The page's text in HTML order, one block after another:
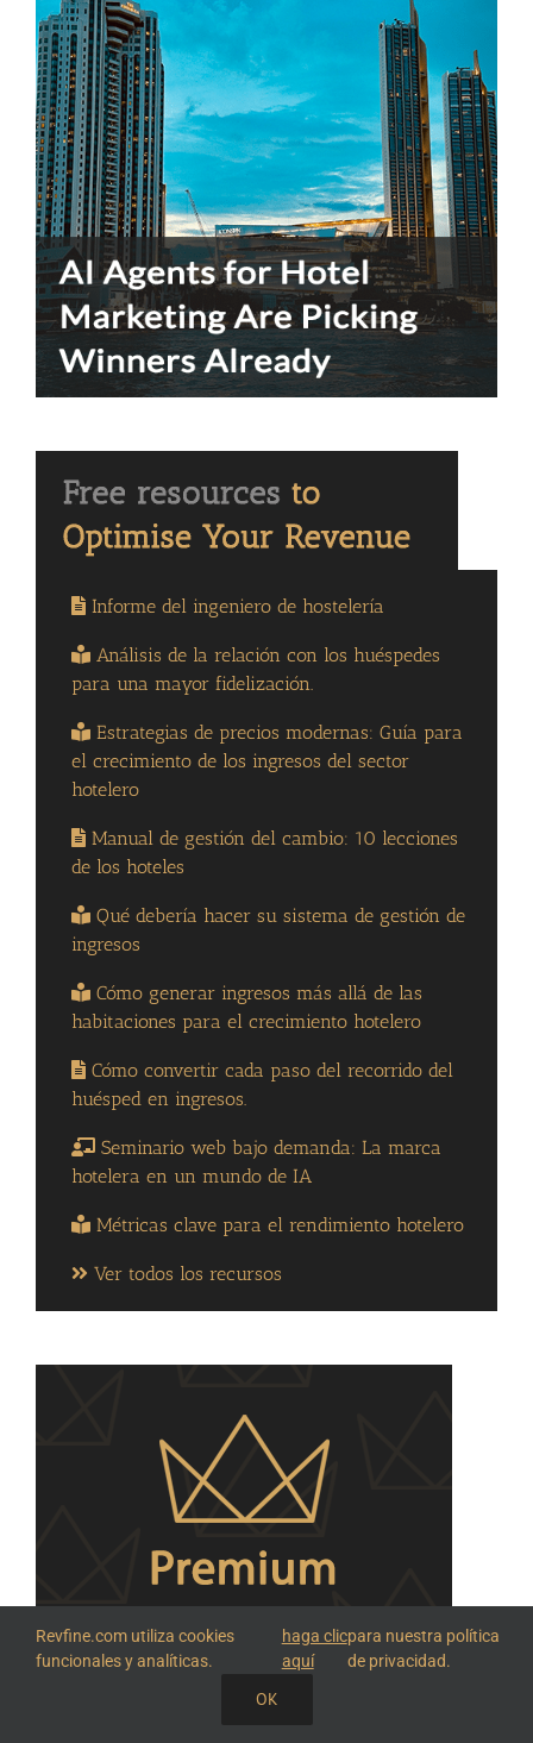
Informe del ingeniero de hostelería
Análisis de la relación con los huéspedes
para una mayor fidelización.
Estrategias de precios modernas: Guía para
el crecimiento de los ingresos del sector
hotelero
Manual de gestión del cambio: 10 lecciones
de los hoteles
Qué debería hacer su sistema de gestión de
ingresos
Cómo generar ingresos más allá de las
habitaciones para el crecimiento hotelero
Cómo convertir cada paso del recorrido del
huésped en ingresos.
Seminario web bajo demanda: La marca
hotelera en un mundo de IA
Métricas clave para el rendimiento hotelero
Ver todos los recursos
COMPARTE ESTE CONOCIMIENTO
Revfine.com utiliza cookies
funcionales y analíticas.
haga clic
aquí
para nuestra política
de privacidad.
OK